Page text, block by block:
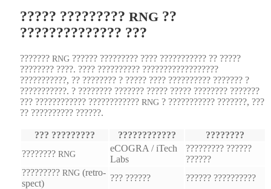
????? ????????? RNG ??
?????????????? ???
??????? RNG ?????? ????????? ???? ??????????? ?? ?????
???????? ????. ???? ?????????? ??????????????????
???????????, ?? ???????? ? ????? ???? ?????????? ??????? ?
???????????. ? ???????? ??????? ????? ????? ???????? ???????
??? ???????????? ???????????? RNG ? ??????????? ???????, ???
?? ?????????? ??????.
??? ????????? ????????????
????????
???????? RNG
eCOGRA / iTech
Labs
????????? ??????
??????
????????? RNG (ret­ro­
spect)
??? ?????? ?????? ??????????